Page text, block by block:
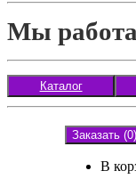
Мы
Каталог
Заказать
В